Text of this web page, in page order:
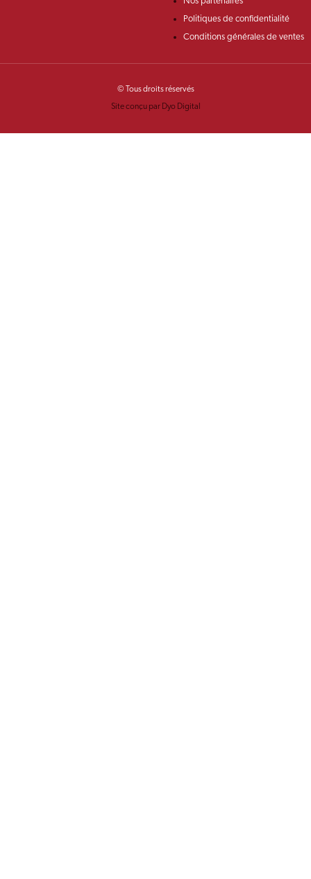
Politiques de confidentialité
Conditions générales de ventes
© Tous droits réservés
Site conçu par Dyo Digital